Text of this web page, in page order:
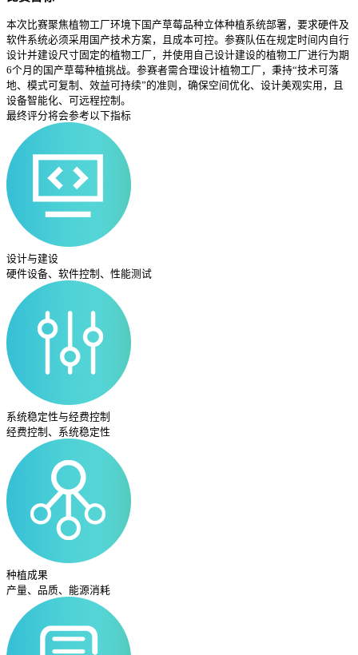
本次比赛聚焦植物工厂环境下国产草莓品种立体种植系统部署，要求硬件及
软件系统必须采用国产技术方案，且成本可控。参赛队伍在规定时间内自行
设计并建设尺寸固定的植物工厂，并使用自己设计建设的植物工厂进行为期
6个月的国产草莓种植挑战。参赛者需合理设计植物工厂，秉持“技术可落
地、模式可复制、效益可持续”的准则，确保空间优化、设计美观实用，且
设备智能化、可远程控制。
最终评分将会参考以下指标
设计与建设
硬件设备、软件控制、性能测试
系统稳定性与经费控制
经费控制、系统稳定性
种植成果
产量、品质、能源消耗